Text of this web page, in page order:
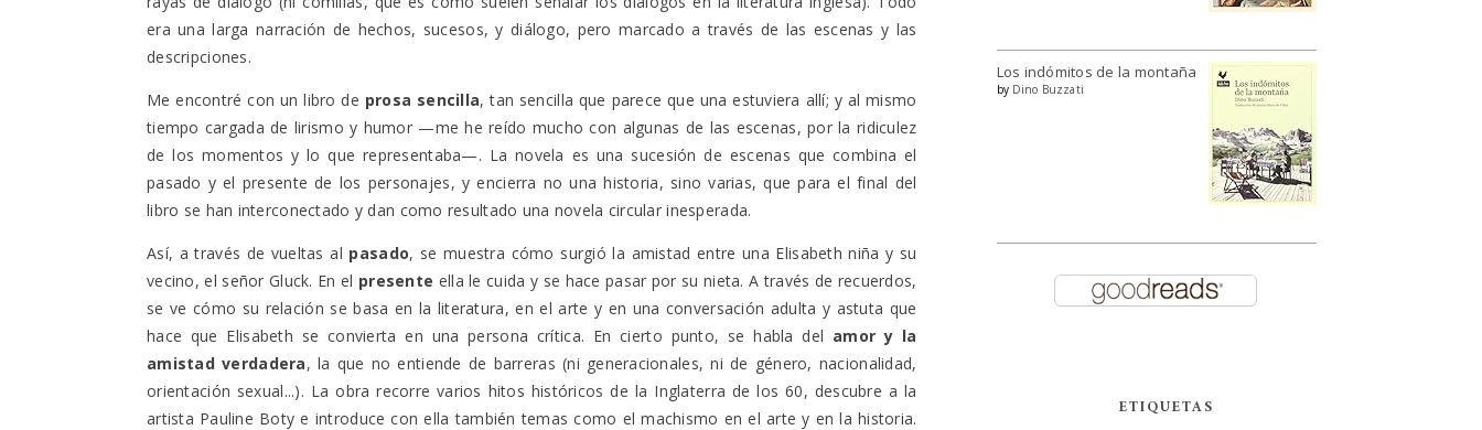
era una larga narración de hechos, sucesos, y diálogo, pero marcado a través de las escenas y las
descripciones.
Me encontré con un libro de prosa sencilla, tan sencilla que parece que una estuviera allí; y al mismo
tiempo cargada de lirismo y humor —me he reído mucho con algunas de las escenas, por la ridiculez
de los momentos y lo que representaba—. La novela es una sucesión de escenas que combina el
pasado y el presente de los personajes, y encierra no una historia, sino varias, que para el final del
libro se han interconectado y dan como resultado una novela circular inesperada.
Así, a través de vueltas al pasado, se muestra cómo surgió la amistad entre una Elisabeth niña y su
vecino, el señor Gluck. En el presente ella le cuida y se hace pasar por su nieta. A través de recuerdos,
se ve cómo su relación se basa en la literatura, en el arte y en una conversación adulta y astuta que
hace que Elisabeth se convierta en una persona crítica. En cierto punto, se habla del amor y la
amistad verdadera, la que no entiende de barreras (ni generacionales, ni de género, nacionalidad,
orientación sexual...). La obra recorre varios hitos históricos de la Inglaterra de los 60, descubre a la
artista Pauline Boty e introduce con ella también temas como el machismo en el arte y en la historia.
Los indómitos de la montaña
by Dino Buzzati
ETIQUETAS